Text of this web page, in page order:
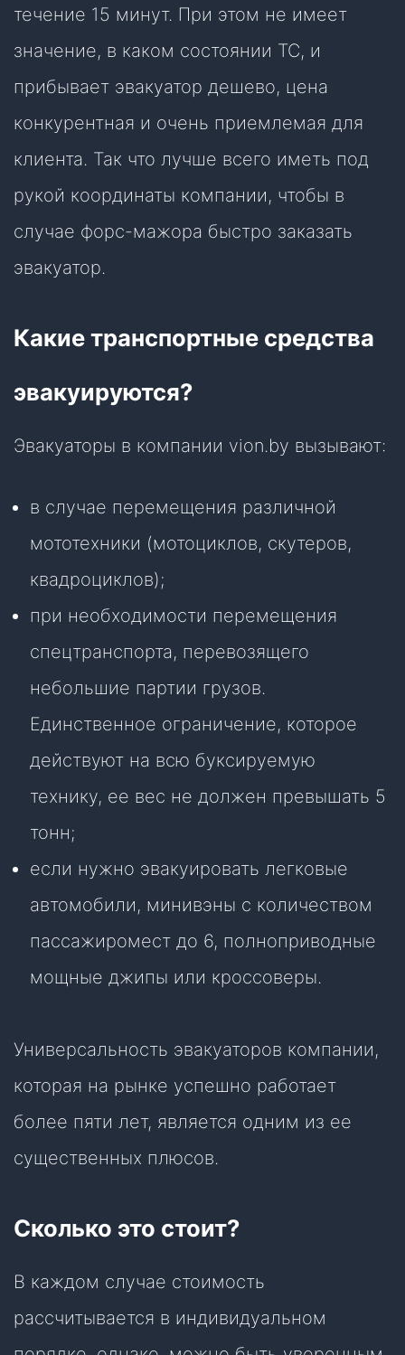
течение 15 минут. При этом не имеет
значение, в каком состоянии ТС, и
прибывает эвакуатор дешево, цена
конкурентная и очень приемлемая для
клиента. Так что лучше всего иметь под
рукой координаты компании, чтобы в
случае форс-мажора быстро заказать
эвакуатор.
Какие транспортные средства
эвакуируются?
Эвакуаторы в компании vion.by вызывают:
в случае перемещения различной
мототехники (мотоциклов, скутеров,
квадроциклов);
при необходимости перемещения
спецтранспорта, перевозящего
небольшие партии грузов.
Единственное ограничение, которое
действуют на всю буксируемую
технику, ее вес не должен превышать 5
тонн;
если нужно эвакуировать легковые
автомобили, минивэны с количеством
пассажиромест до 6, полноприводные
мощные джипы или кроссоверы.
Универсальность эвакуаторов компании,
которая на рынке успешно работает
более пяти лет, является одним из ее
существенных плюсов.
Сколько это стоит?
В каждом случае стоимость
рассчитывается в индивидуальном